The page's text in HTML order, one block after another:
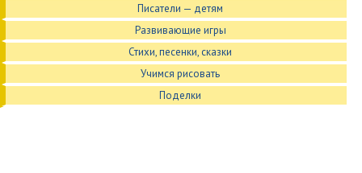
Писатели — детям
Развивающие игры
Стихи, песенки, сказки
Учимся рисовать
Поделки